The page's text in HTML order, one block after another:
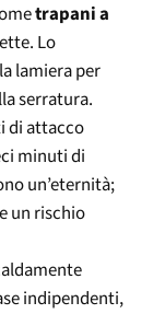
trapani a
Lo
lamiera per
serratura.
di attacco
minuti di
un’eternità;
un rischio
indipendenti,